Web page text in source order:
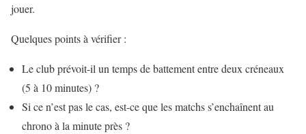
jouer.
Quelques points à vérifier :
Le club prévoit-il un temps de battement entre deux créneaux
(5 à 10 minutes) ?
Si ce n’est pas le cas, est-ce que les matchs s’enchaînent au
chrono à la minute près ?